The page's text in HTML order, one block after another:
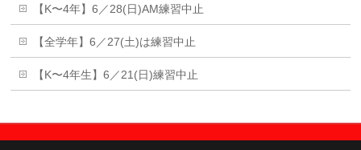
【K〜4年】6／28(日)AM練習中止
【全学年】6／27(土)は練習中止
【K〜4年生】6／21(日)練習中止